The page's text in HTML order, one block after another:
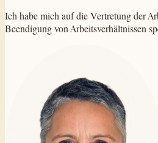
Ich habe mich auf die Vertretung der
Beendigung von Arbeitsverhältnissen